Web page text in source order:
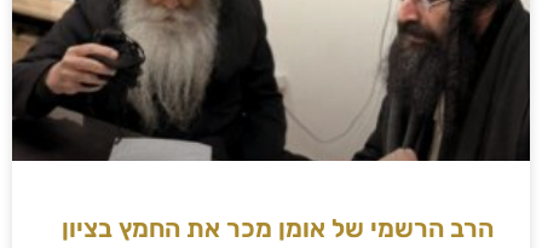
הרב הרשמי של אומן מכר את החמץ בציון